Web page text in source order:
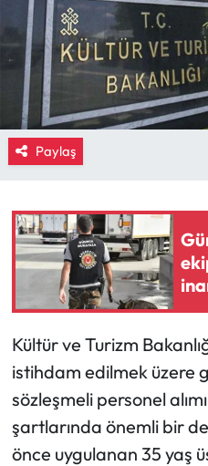
Paylaş
58
Kültür ve Turizm
istihdam edilmek üzere
sözleşmeli personel
şartlarında önemli bir
önce uygulanan 35 yaş
Güncel
İskilip Haberleri
Kargı Haberleri
Kimdir?
Kültür Sanat
Laçin Haberleri
Magazin
Mecitözü Haberleri
Oğuzlar Haberleri
Ortaköy Haberleri